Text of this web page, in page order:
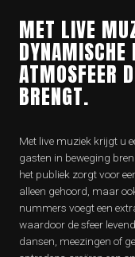
MET LIVE
DYNAMISCHE
ATMOSFEER
BRENGT.
Met live muziek krijgt u
gasten in beweging
het publiek zorgt voor
alleen gehoord, maar
nummers voegt een
waardoor de sfeer
dansen, meezingen of